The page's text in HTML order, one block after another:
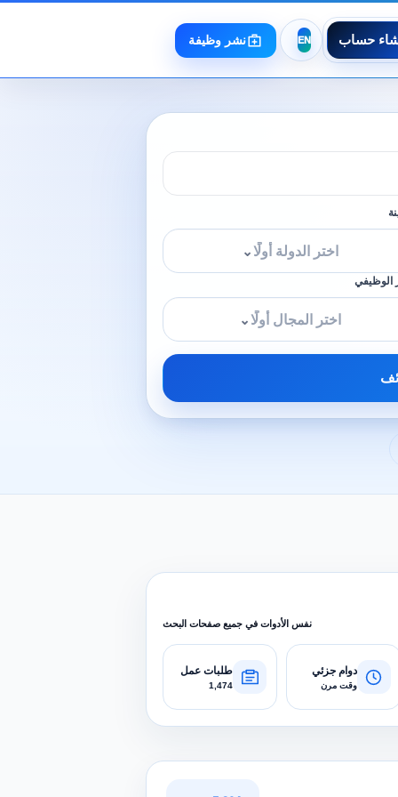
حساب نشر وظيفة
اختر الدولة أولًا⌄
الوظيفي
اختر المجال أولًا⌄
نفس الأدوات في جميع صفحات البحث
دوام جزئي
وقت مرن
طلبات عمل
1,474